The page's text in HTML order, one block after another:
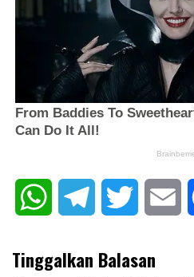
WhatsAppTelegram Twitter
Tinggalkan Balasan